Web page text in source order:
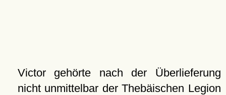
Victor gehörte nach der Überlieferung
nicht unmittelbar der Thebäischen Legion